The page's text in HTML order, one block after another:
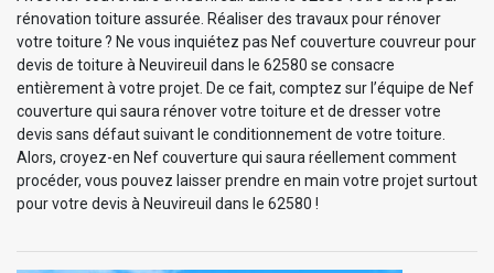
rénovation toiture assurée. Réaliser des travaux pour rénover
votre toiture ? Ne vous inquiétez pas Nef couverture couvreur pour
devis de toiture à Neuvireuil dans le 62580 se consacre
entièrement à votre projet. De ce fait, comptez sur l’équipe de Nef
couverture qui saura rénover votre toiture et de dresser votre
devis sans défaut suivant le conditionnement de votre toiture.
Alors, croyez-en Nef couverture qui saura réellement comment
procéder, vous pouvez laisser prendre en main votre projet surtout
pour votre devis à Neuvireuil dans le 62580 !